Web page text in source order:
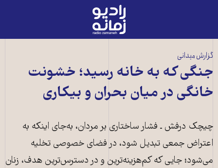
رادیو
زمانه
صفحه
گزارش میدانی
جنگی که به خانه رسید؛ خشونت
خانگی در میان بحران و بیکاری
چیچک درفش ـ فشار ساختاری بر مردان، به‌جای اینکه به
اعتراض جمعی تبدیل شود، در فضای خصوصی تخلیه
می‌شود؛ جایی که کم‌هزینه‌ترین و در دسترس‌ترین هدف، زنان